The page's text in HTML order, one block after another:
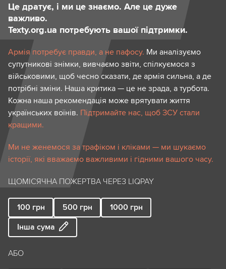
Це дратує, і ми це знаємо. Але це дуже
важливо.
Texty.org.ua потребують вашої підтримки.
Армія потребує правди, а не пафосу. Ми аналізуємо
супутникові знімки, вивчаємо звіти, спілкуємося з
військовими, щоб чесно сказати, де армія сильна, а де
потрібні зміни. Наша критика — це не зрада, а турбота.
Кожна наша рекомендація може врятувати життя
українських воїнів. Підтримайте нас, щоб ЗСУ стали
кращими.
Ми не женемося за трафіком і кліками — ми шукаємо
історії, які вважаємо важливими і гідними вашого часу.
ЩОМІСЯЧНА ПОЖЕРТВА ЧЕРЕЗ LIQPAY
100 грн 500 грн 1000 грн
Інша сума
АБО